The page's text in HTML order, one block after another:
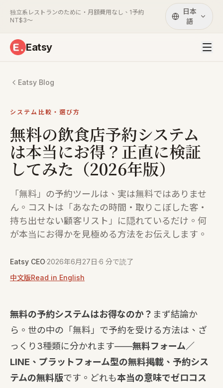
独立系レストランのために・月額費用なし、1予約
NT$3〜
日本
語
Eatsy
Eatsy Blog
システム比較・選び方
無料の飲食店予約システム
は本当にお得？正直に検証
してみた（2026年版）
「無料」の予約ツールは、実は無料ではありませ
ん。コストは「あなたの時間・取りこぼした客・
持ち出せない顧客リスト」に隠れているだけ。何
が本当にお得かを見極める方法をお伝えします。
Eatsy CEO·2026年6月27日·6 分で読了
中文版Read in English
無料の予約システムはお得なのか？ まず結論か
ら。世の中の「無料」で予約を受ける方法は、ざ
っくり3種類に分かれます——無料フォーム／
LINE、プラットフォーム型の無料掲載、予約シス
テムの無料版です。どれも本当の意味でゼロコス